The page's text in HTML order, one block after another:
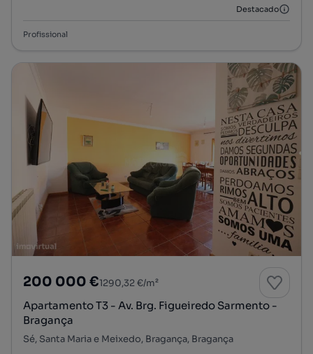
Destacado
Profissional
200 000 €1290,32 €/m²
Apartamento T3 - Av. Brg. Figueiredo Sarmento -
Bragança
Sé, Santa Maria e Meixedo, Bragança, Bragança